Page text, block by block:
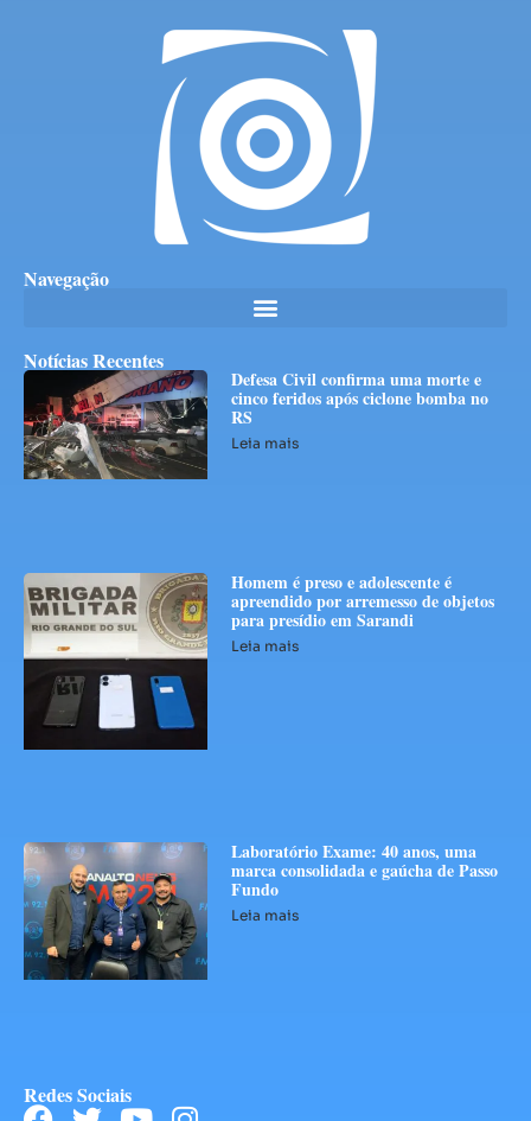
Navegação
Notícias Recentes
Defesa Civil confirma uma morte e
cinco feridos após ciclone bomba no
RS
Leia mais
Homem é preso e adolescente é
apreendido por arremesso de objetos
para presídio em Sarandi
Leia mais
Laboratório Exame: 40 anos, uma
marca consolidada e gaúcha de Passo
Fundo
Leia mais
Redes Sociais